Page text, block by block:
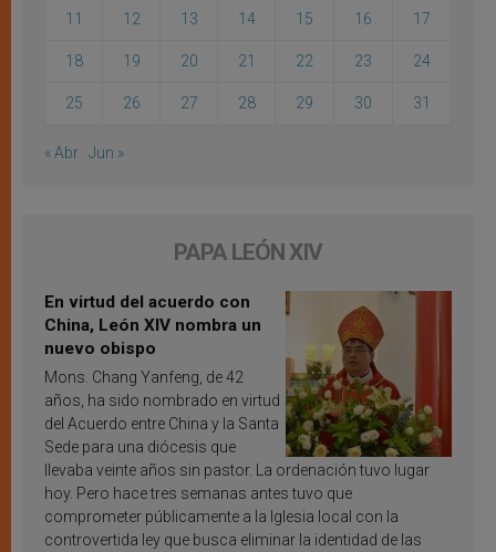
11 12 13 14 15 16 17
18 19 20 21 22 23 24
25 26 27 28 29 30 31
« Abr Jun »
PAPA LEÓN XIV
En virtud del acuerdo con
China, León XIV nombra un
nuevo obispo
Mons. Chang Yanfeng, de 42
años, ha sido nombrado en virtud
del Acuerdo entre China y la Santa
Sede para una diócesis que
llevaba veinte años sin pastor. La ordenación tuvo lugar
hoy. Pero hace tres semanas antes tuvo que
comprometer públicamente a la Iglesia local con la
controvertida ley que busca eliminar la identidad de las